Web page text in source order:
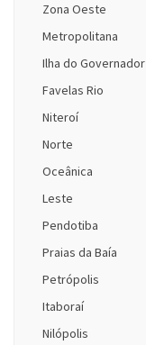
Zona Oeste
Metropolitana
Ilha do Governador
Favelas Rio
Niteroí
Norte
Oceânica
Leste
Pendotiba
Praias da Baía
Petrópolis
Itaboraí
Nilópolis